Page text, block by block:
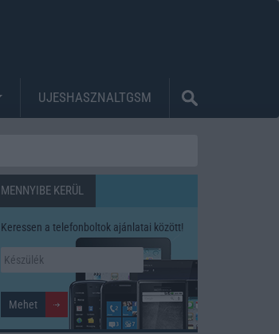
UJESHASZNALTGSM
MENNYIBE KERÜL
Keressen a telefonboltok ajánlatai között!